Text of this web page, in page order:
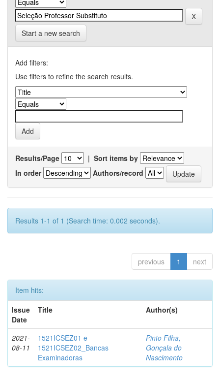
Start a new search
Add filters:
Use filters to refine the search results.
Results/Page | Sort items by
In order
Authors/record
Results 1-1 of 1 (Search time: 0.002 seconds).
previous 1 next
Item hits:
Issue
Date
Title Author(s)
2021-
08-11
1521ICSEZ01 e
1521ICSEZ02_Bancas
Examinadoras
Pinto Filha,
Gonçala do
Nascimento